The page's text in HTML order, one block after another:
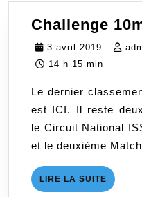
Challenge
3 avril 2019
14 h 15 min
Le dernier
est ICI. Il reste
le Circuit National
et le deuxième
LIRE LA SUITE LIRE
LA